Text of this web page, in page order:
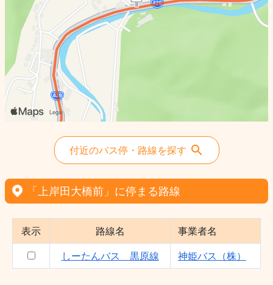
付近のバス停・路線を探す
「上岸田大橋前」に停まる路線
表示 路線名 事業者名
しーたんバス 黒原線 神姫バス（株）